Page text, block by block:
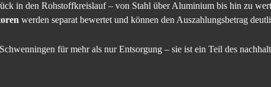
in den Rohstoffkreislauf – von Stahl über Aluminium bis hin zu
werden separat bewertet und können den Auszahlungsbetrag
für mehr als nur Entsorgung – sie ist ein Teil des